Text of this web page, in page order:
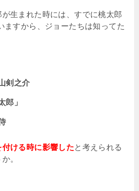
生まれた時には、すでに桃太郎
ますから、ジョーたちは知ってた
剣之介
郎」
ける時に影響したと考えられる
。